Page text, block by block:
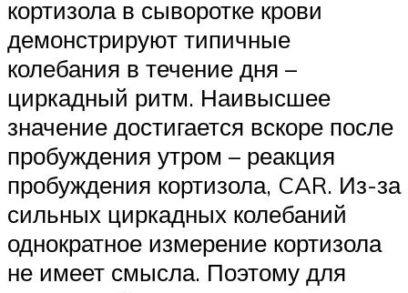
кортизола в сыворотке крови
демонстрируют типичные
колебания в течение дня –
циркадный ритм. Наивысшее
значение достигается вскоре после
пробуждения утром – реакция
пробуждения кортизола, CAR. Из-за
сильных циркадных колебаний
однократное измерение кортизола
не имеет смысла. Поэтому для